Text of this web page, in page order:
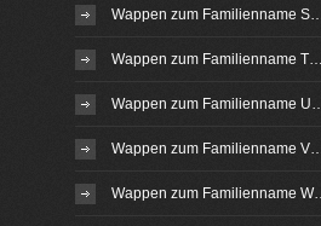
Wappen zum Familienname S…
Wappen zum Familienname T…
Wappen zum Familienname U…
Wappen zum Familienname V…
Wappen zum Familienname W…